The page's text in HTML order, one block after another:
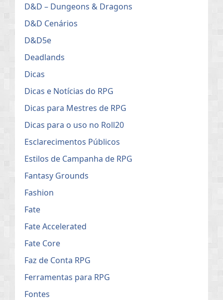
D&D – Dungeons & Dragons
D&D Cenários
D&D5e
Deadlands
Dicas
Dicas e Notícias do RPG
Dicas para Mestres de RPG
Dicas para o uso no Roll20
Esclarecimentos Públicos
Estilos de Campanha de RPG
Fantasy Grounds
Fashion
Fate
Fate Accelerated
Fate Core
Faz de Conta RPG
Ferramentas para RPG
Fontes